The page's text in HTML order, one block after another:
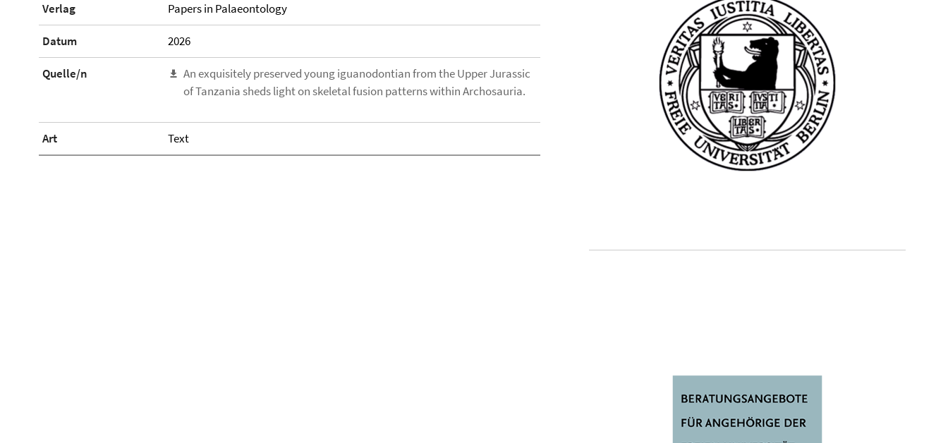
Verlag Papers in Palaeontology
Datum 2026
Quelle/n
An exquisitely preserved young iguanodontian from the Upper Jurassic
of Tanzania sheds light on skeletal fusion patterns within Archosauria.
Art Text